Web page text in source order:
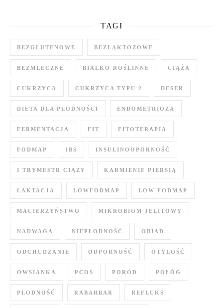
TAGI
BEZGLUTENOWE BEZLAKTOZOWE
BEZMLECZNE BIAŁKO ROŚLINNE CIĄŻA
CUKRZYCA CUKRZYCA TYPU 2 DESER
DIETA DLA PŁODNOŚCI ENDOMETRIOZA
FERMENTACJA FIT FITOTERAPIA
FODMAP IBS INSULINOOPORNOŚĆ
I TRYMESTR CIĄŻY KARMIENIE PIERSIĄ
LAKTACJA LOWFODMAP LOW FODMAP
MACIERZYŃSTWO MIKROBIOM JELITOWY
NADWAGA NIEPŁODNOŚĆ OBIAD
ODCHUDZANIE ODPORNOŚĆ OTYŁOŚĆ
OWSIANKA PCOS PORÓD POŁÓG
PŁODNOŚĆ RABARBAR REFLUKS